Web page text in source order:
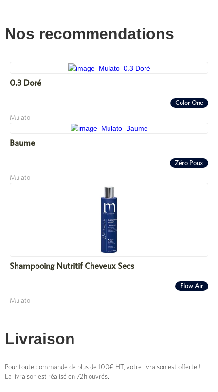
Nos recommendations
0.3 Doré
Color One
Mulato
Baume
Zéro Poux
Mulato
Shampooing Nutritif Cheveux Secs
Flow Air
Mulato
Livraison
Pour toute commande de plus de 100€ HT, votre livraison est offerte !
La livraison est réalisé en 72h ouvrés.